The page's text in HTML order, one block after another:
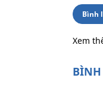
Bình
Xem